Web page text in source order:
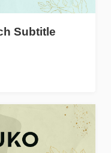
Subtitle